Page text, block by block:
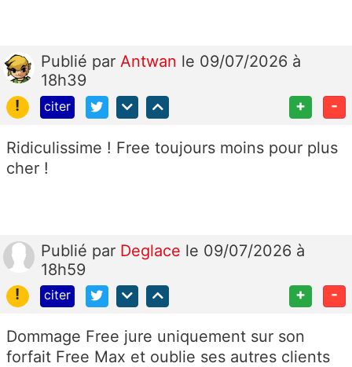
Publié par Antwan le 09/07/2026 à
18h39
!
citer + -
Ridiculissime ! Free toujours moins pour plus
cher !
Publié par Deglace le 09/07/2026 à
18h59
!
citer + -
Dommage Free jure uniquement sur son
forfait Free Max et oublie ses autres clients